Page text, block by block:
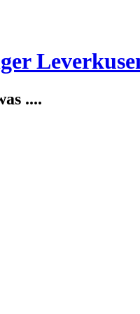
....